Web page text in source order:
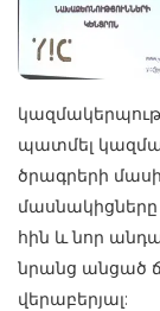
պատմել
ծրագրերի
հին և նոր
նրանց անցած
վերաբերյալ: